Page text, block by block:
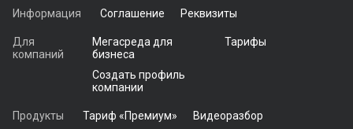
Информация Соглашение Реквизиты
Для
компаний
Мегасреда для
бизнеса
Тарифы
Создать профиль
компании
Продукты Тариф «Премиум»
Видеоразбор